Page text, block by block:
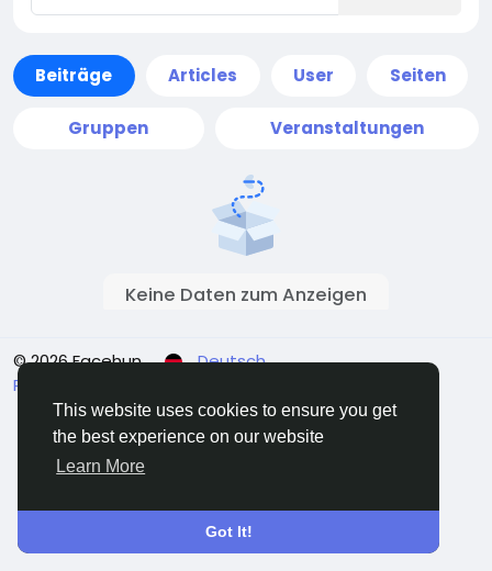
This website uses cookies to ensure you get
the best experience on our website
Learn More
Got It!
Beiträge Articles User Seiten
Gruppen Veranstaltungen
Keine Daten zum Anzeigen
© 2026 Facehun
Deutsch
Rólunk
Kontaktieren Sie uns Verzeichnis